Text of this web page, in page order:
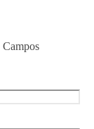
Campos